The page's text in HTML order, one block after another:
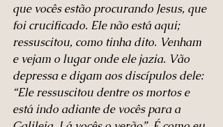
que vocês estão procurando Jesus, que
foi crucificado. Ele não está aqui;
ressuscitou, como tinha dito. Venham
e vejam o lugar onde ele jazia. Vão
depressa e digam aos discípulos dele:
“Ele ressuscitou dentre os mortos e
está indo adiante de vocês para a